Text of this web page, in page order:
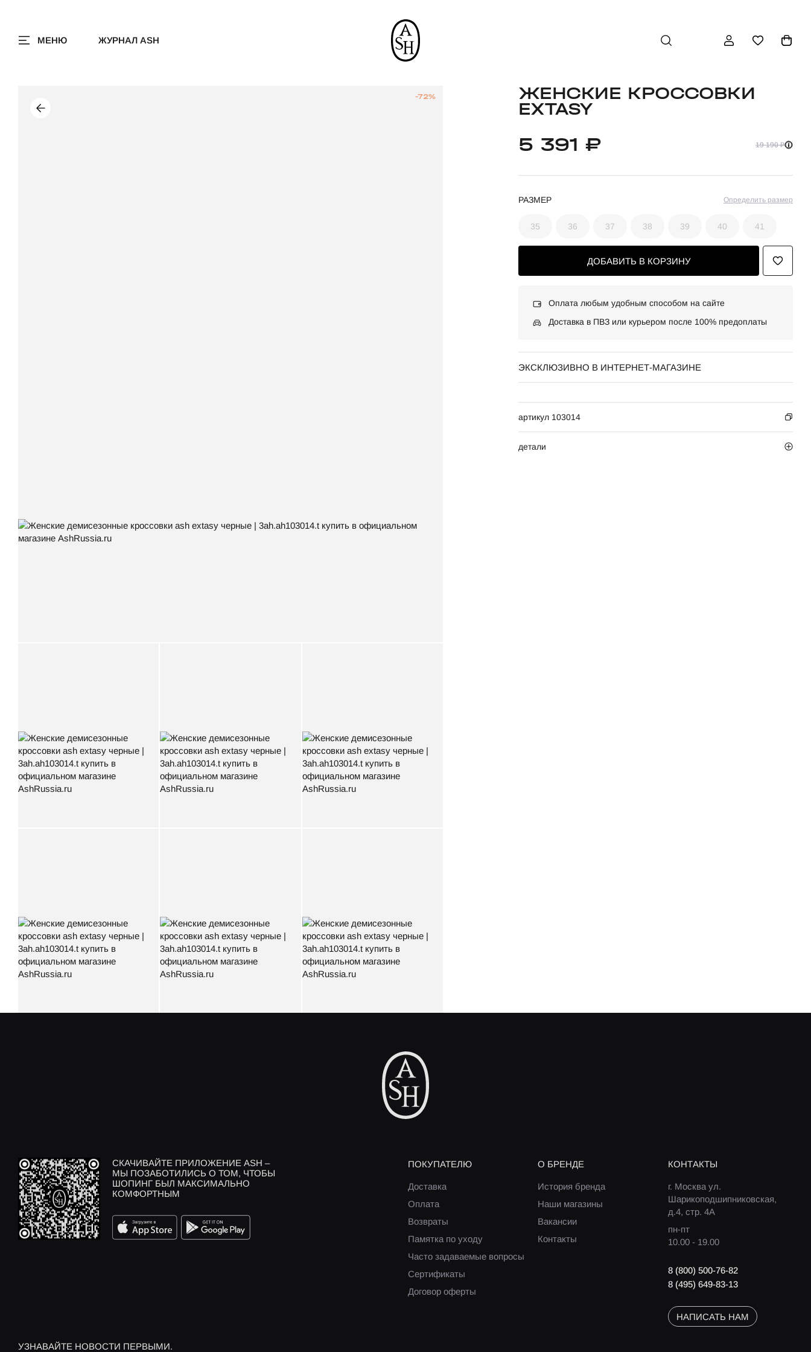
МЕНЮ ЖУРНАЛ ASH
-72% ЖЕНСКИЕ КРОССОВКИ
EXTASY
5 391 ₽ 19 190 ₽
РАЗМЕР Определить размер
35 36 37 38 39 40 41
ДОБАВИТЬ В КОРЗИНУ
Оплата любым удобным способом на сайте
Доставка в ПВЗ или курьером после 100% предоплаты
ЭКСКЛЮЗИВНО В ИНТЕРНЕТ-МАГАЗИНЕ
артикул 103014
детали
СКАЧИВАЙТЕ ПРИЛОЖЕНИЕ ASH –
МЫ ПОЗАБОТИЛИСЬ О ТОМ, ЧТОБЫ
ШОПИНГ БЫЛ МАКСИМАЛЬНО
КОМФОРТНЫМ
ПОКУПАТЕЛЮ
Доставка
Оплата
Возвраты
Памятка по уходу
Часто задаваемые вопросы
Сертификаты
Договор оферты
О БРЕНДЕ
История бренда
Наши магазины
Вакансии
Контакты
КОНТАКТЫ
г. Москва ул.
Шарикоподшипниковская,
д.4, стр. 4А
пн-пт
10.00 - 19.00
8 (800) 500-76-82
8 (495) 649-83-13
НАПИСАТЬ НАМ
УЗНАВАЙТЕ НОВОСТИ ПЕРВЫМИ.